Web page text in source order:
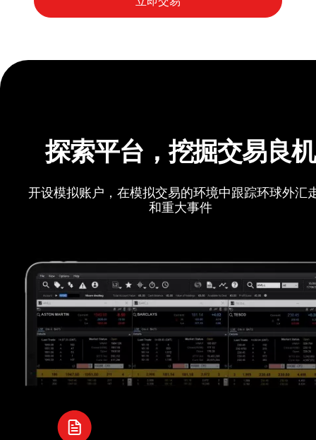
探索平台，挖掘交易良机
开设模拟账户，在模拟交易的环境中跟踪环球外汇
和重大事件